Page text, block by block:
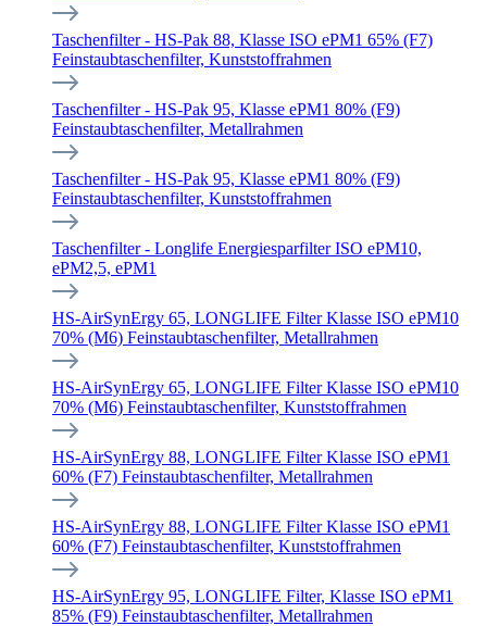
Taschenfilter - HS-Pak 88, Klasse ISO ePM1 65% (F7)
Feinstaubtaschenfilter, Kunststoffrahmen
Taschenfilter - HS-Pak 95, Klasse ePM1 80% (F9)
Feinstaubtaschenfilter, Metallrahmen
Taschenfilter - HS-Pak 95, Klasse ePM1 80% (F9)
Feinstaubtaschenfilter, Kunststoffrahmen
Taschenfilter - Longlife Energiesparfilter ISO ePM10,
ePM2,5, ePM1
HS-AirSynErgy 65, LONGLIFE Filter Klasse ISO ePM10
70% (M6) Feinstaubtaschenfilter, Metallrahmen
HS-AirSynErgy 65, LONGLIFE Filter Klasse ISO ePM10
70% (M6) Feinstaubtaschenfilter, Kunststoffrahmen
HS-AirSynErgy 88, LONGLIFE Filter Klasse ISO ePM1
60% (F7) Feinstaubtaschenfilter, Metallrahmen
HS-AirSynErgy 88, LONGLIFE Filter Klasse ISO ePM1
60% (F7) Feinstaubtaschenfilter, Kunststoffrahmen
HS-AirSynErgy 95, LONGLIFE Filter, Klasse ISO ePM1
85% (F9) Feinstaubtaschenfilter, Metallrahmen